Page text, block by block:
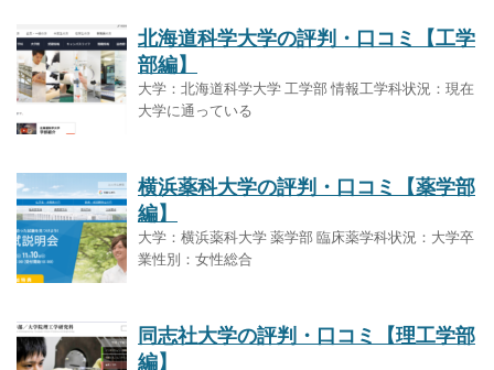
北海道科学大学の評判・口コミ【工学
部編】
大学：北海道科学大学 工学部 情報工学科状況：現在
大学に通っている
横浜薬科大学の評判・口コミ【薬学部
編】
大学：横浜薬科大学 薬学部 臨床薬学科状況：大学卒
業性別：女性総合
同志社大学の評判・口コミ【理工学部
編】